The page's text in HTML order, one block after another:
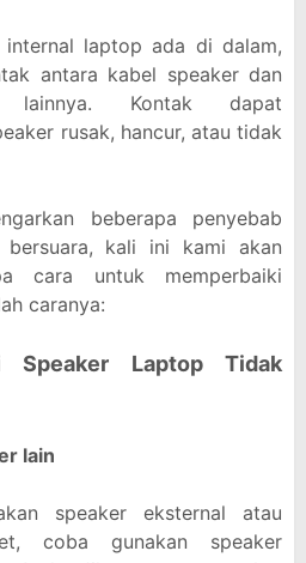
internal laptop ada di dalam,
antara kabel speaker dan
lainnya. Kontak dapat
rusak, hancur, atau tidak
beberapa penyebab
kali ini kami akan
cara untuk memperbaiki
caranya:
Speaker Laptop Tidak
lain
speaker eksternal atau
coba gunakan speaker